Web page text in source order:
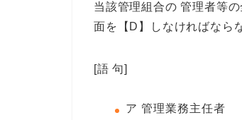
当該管理組合の 管理者等
面を【D】
しなければなら
[語 句]
ア 管理業務主任者